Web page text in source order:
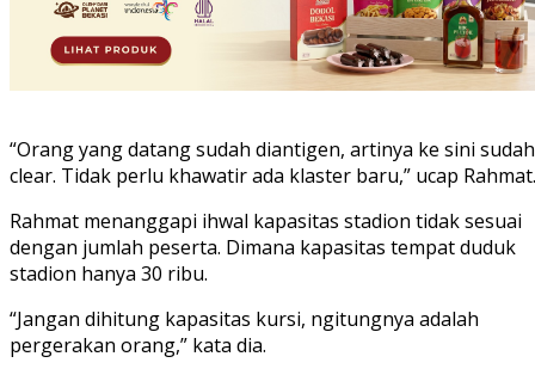
“Orang yang datang sudah diantigen, artinya ke sini sudah
clear. Tidak perlu khawatir ada klaster baru,” ucap Rahmat.
Rahmat menanggapi ihwal kapasitas stadion tidak sesuai
dengan jumlah peserta. Dimana kapasitas tempat duduk
stadion hanya 30 ribu.
“Jangan dihitung kapasitas kursi, ngitungnya adalah
pergerakan orang,” kata dia.